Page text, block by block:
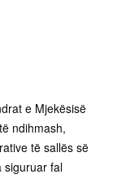
e Mjekësisë
ndihmash,
të sallës së
siguruar fal